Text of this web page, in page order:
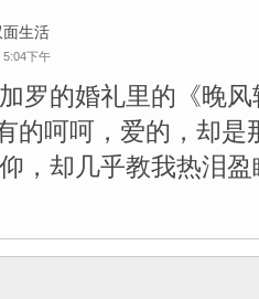
生活
5:04下午
罗的婚礼里的《晚
的呵呵，爱的，却是
，却几乎教我热泪